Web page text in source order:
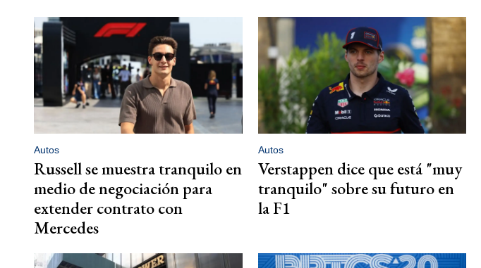
Autos
Russell se muestra tranquilo en
medio de negociación para
extender contrato con
Mercedes
Autos
Verstappen dice que está "muy
tranquilo" sobre su futuro en
la F1